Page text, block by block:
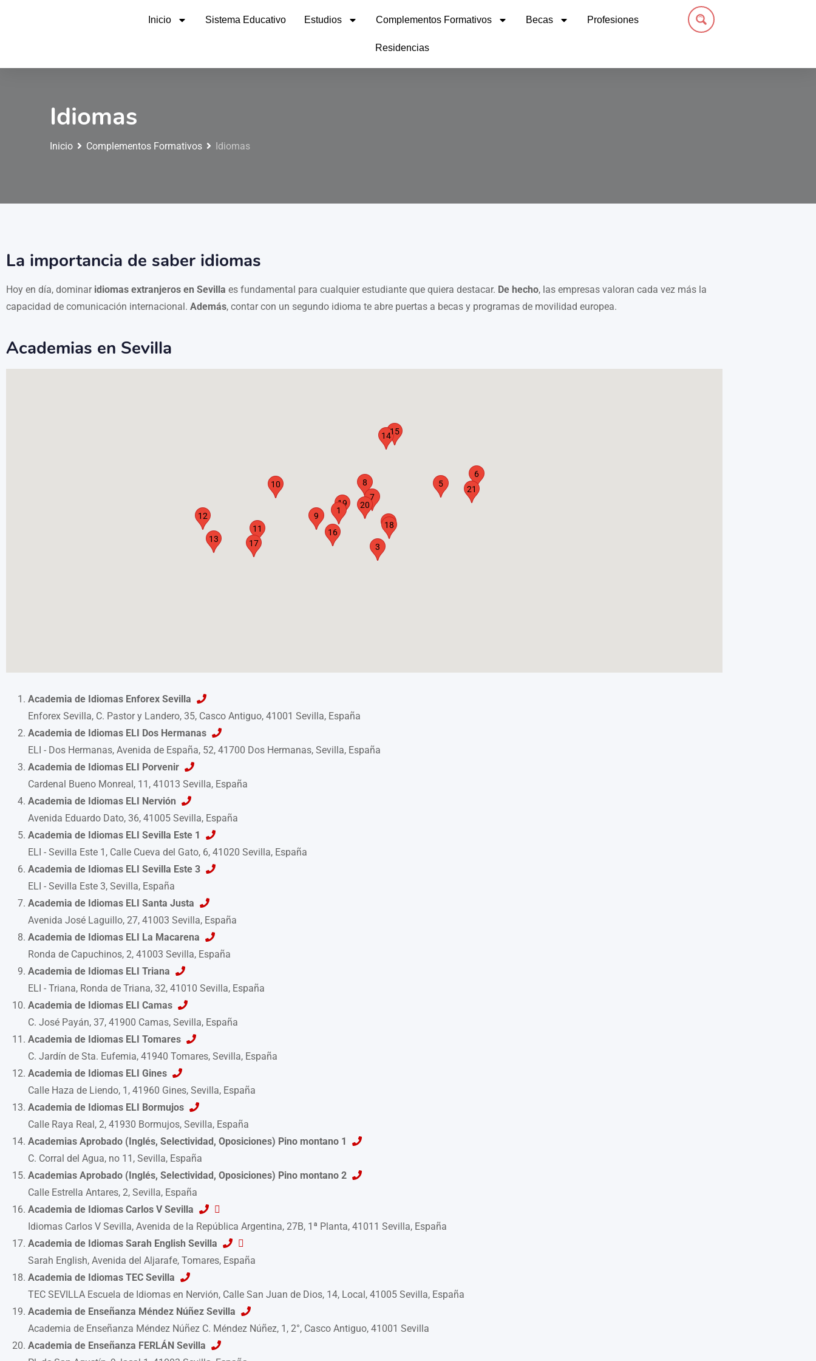
Inicio Sistema Educativo Estudios Complementos Formativos Becas Profesiones
Residencias
Idiomas
Inicio Complementos Formativos Idiomas
La importancia de saber idiomas
Hoy en día, dominar idiomas extranjeros en Sevilla es fundamental para cualquier estudiante que quiera destacar. De hecho, las empresas valoran cada vez más la
capacidad de comunicación internacional. Además, contar con un segundo idioma te abre puertas a becas y programas de movilidad europea.
Academias en Sevilla
1
3
4
5
6
7
8
9
10
11
12
13
1415
16
17
18
19 20
21
Academia de Idiomas Enforex Sevilla
Enforex Sevilla, C. Pastor y Landero, 35, Casco Antiguo, 41001 Sevilla, España
Academia de Idiomas ELI Dos Hermanas
ELI - Dos Hermanas, Avenida de España, 52, 41700 Dos Hermanas, Sevilla, España
Academia de Idiomas ELI Porvenir
Cardenal Bueno Monreal, 11, 41013 Sevilla, España
Academia de Idiomas ELI Nervión
Avenida Eduardo Dato, 36, 41005 Sevilla, España
Academia de Idiomas ELI Sevilla Este 1
ELI - Sevilla Este 1, Calle Cueva del Gato, 6, 41020 Sevilla, España
Academia de Idiomas ELI Sevilla Este 3
ELI - Sevilla Este 3, Sevilla, España
Academia de Idiomas ELI Santa Justa
Avenida José Laguillo, 27, 41003 Sevilla, España
Academia de Idiomas ELI La Macarena
Ronda de Capuchinos, 2, 41003 Sevilla, España
Academia de Idiomas ELI Triana
ELI - Triana, Ronda de Triana, 32, 41010 Sevilla, España
Academia de Idiomas ELI Camas
C. José Payán, 37, 41900 Camas, Sevilla, España
Academia de Idiomas ELI Tomares
C. Jardín de Sta. Eufemia, 41940 Tomares, Sevilla, España
Academia de Idiomas ELI Gines
Calle Haza de Liendo, 1, 41960 Gines, Sevilla, España
Academia de Idiomas ELI Bormujos
Calle Raya Real, 2, 41930 Bormujos, Sevilla, España
Academias Aprobado (Inglés, Selectividad, Oposiciones) Pino montano 1
C. Corral del Agua, no 11, Sevilla, España
Academias Aprobado (Inglés, Selectividad, Oposiciones) Pino montano 2
Calle Estrella Antares, 2, Sevilla, España
Academia de Idiomas Carlos V Sevilla
Idiomas Carlos V Sevilla, Avenida de la República Argentina, 27B, 1ª Planta, 41011 Sevilla, España
Academia de Idiomas Sarah English Sevilla
Sarah English, Avenida del Aljarafe, Tomares, España
Academia de Idiomas TEC Sevilla
TEC SEVILLA Escuela de Idiomas en Nervión, Calle San Juan de Dios, 14, Local, 41005 Sevilla, España
Academia de Enseñanza Méndez Núñez Sevilla
Academia de Enseñanza Méndez Núñez C. Méndez Núñez, 1, 2°, Casco Antiguo, 41001 Sevilla
Academia de Enseñanza FERLÁN Sevilla